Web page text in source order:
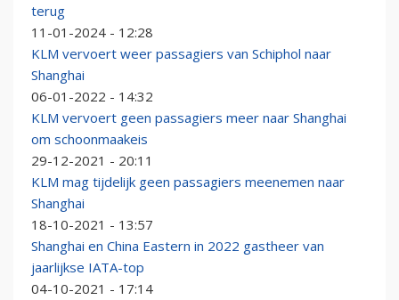
terug
11-01-2024 - 12:28
KLM vervoert weer passagiers van Schiphol naar
Shanghai
06-01-2022 - 14:32
KLM vervoert geen passagiers meer naar Shanghai
om schoonmaakeis
29-12-2021 - 20:11
KLM mag tijdelijk geen passagiers meenemen naar
Shanghai
18-10-2021 - 13:57
Shanghai en China Eastern in 2022 gastheer van
jaarlijkse IATA-top
04-10-2021 - 17:14